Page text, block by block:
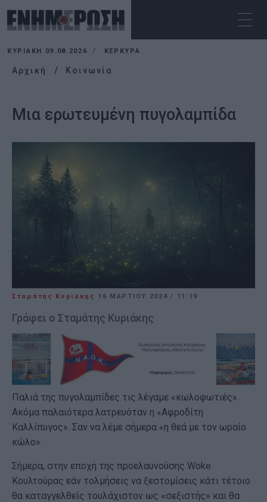
ΚΥΡΙΑΚΉ 09.08.2026 ΚΕΡΚΥΡΑ
Αρχική Κοινωνία
Μια ερωτευμένη πυγολαμπίδα
Σταμάτης Κυριάκης 16 ΜΑΡΤΊΟΥ 2024/ 11:19
Γράφει ο Σταμάτης Κυριάκης
Παλιά της πυγολαμπίδες τις λέγαμε «κωλοφωτιές».
Ακόμα παλαιότερα λατρευόταν η «Αφροδίτη
Καλλίπυγος». Σαν να λέμε σήμερα «η θεά με τον ωραίο
κώλο».
Σήμερα, στην εποχή της προελαυνούσης Woke
Κουλτούρας εάν τολμήσεις να ξεστομίσεις κάτι τέτοιο
θα καταγγελθείς τουλάχιστον ως «σεξιστής» και θα